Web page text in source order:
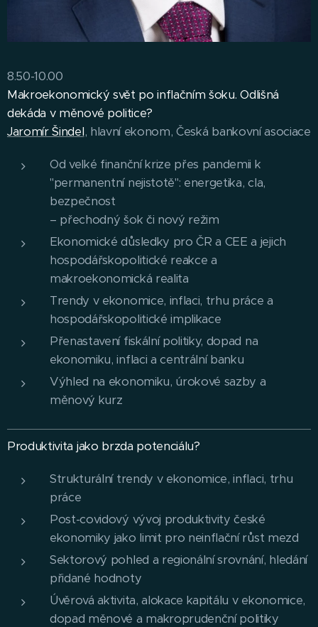
8.50-10.00
Makroekonomický svět po inflačním šoku. Odlišná
dekáda v měnové politice?
Jaromír Šindel, hlavní ekonom, Česká bankovní asociace
Od velké finanční krize přes pandemii k
"permanentní nejistotě": energetika, cla,
bezpečnost
– přechodný šok či nový režim
Ekonomické důsledky pro ČR a CEE a jejich
hospodářskopolitické reakce a
makroekonomická realita
Trendy v ekonomice, inflaci, trhu práce a
hospodářskopolitické implikace
Přenastavení fiskální politiky, dopad na
ekonomiku, inflaci a centrální banku
Výhled na ekonomiku, úrokové sazby a
měnový kurz
Produktivita jako brzda potenciálu?
Strukturální trendy v ekonomice, inflaci, trhu
práce
Post-covidový vývoj produktivity české
ekonomiky jako limit pro neinflační růst mezd
Sektorový pohled a regionální srovnání, hledání
přidané hodnoty
Úvěrová aktivita, alokace kapitálu v ekonomice,
dopad měnové a makroprudenční politiky